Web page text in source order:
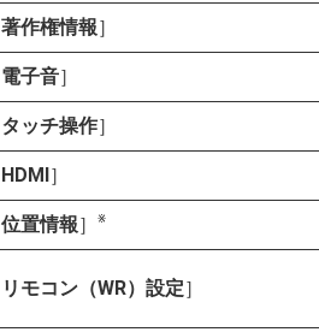
著作権情報］
電子音］
タッチ操作］
HDMI］
位置情報］ ※
リモコン（WR）設定］